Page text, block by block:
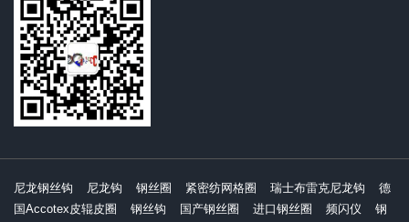
尼龙钢丝钩 尼龙钩 钢丝圈 紧密纺网格圈 瑞士布雷克尼龙钩
德
国Accotex皮辊皮圈
钢丝钩 国产钢丝圈 进口钢丝圈 频闪仪
钢